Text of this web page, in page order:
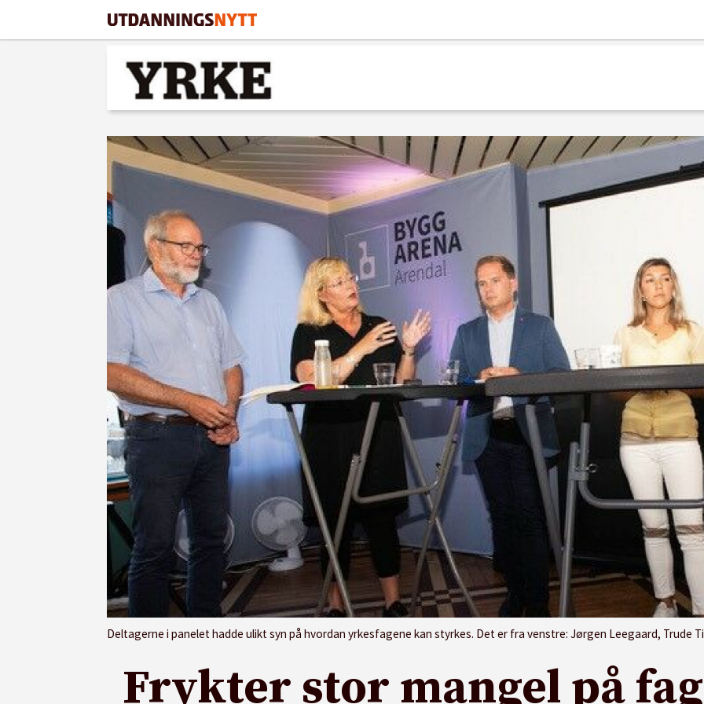
Deltagerne i panelet hadde ulikt syn på hvordan yrkesfagene kan styrkes. Det er fra venstre: Jørgen Leegaard, Trude Tinnlund, Halvard
Frykter stor mangel på